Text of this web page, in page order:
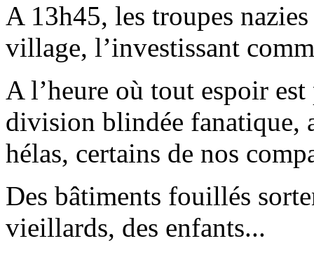
A 13h45, les troupes
village, l’investissant
A l’heure où tout espoir
division blindée fanatique,
hélas, certains de nos
Des bâtiments fouillés
vieillards, des enfants...